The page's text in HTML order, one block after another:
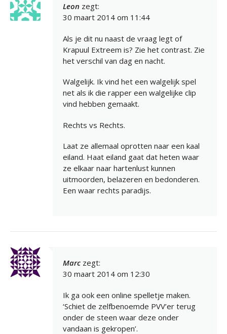
Leon zegt:
30 maart 2014 om 11:44
Als je dit nu naast de vraag legt of
Krapuul Extreem is? Zie het contrast. Zie
het verschil van dag en nacht.
Walgelijk. Ik vind het een walgelijk spel
net als ik die rapper een walgelijke clip
vind hebben gemaakt.
Rechts vs Rechts.
Laat ze allemaal oprotten naar een kaal
eiland. Haat eiland gaat dat heten waar
ze elkaar naar hartenlust kunnen
uitmoorden, belazeren en bedonderen.
Een waar rechts paradijs.
Marc zegt:
30 maart 2014 om 12:30
Ik ga ook een online spelletje maken.
‘Schiet de zelfbenoemde PVV’er terug
onder de steen waar deze onder
vandaan is gekropen’.